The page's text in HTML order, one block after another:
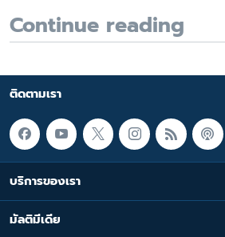
Continue reading
ติดตามเรา
บริการของเรา
มัลติมีเดีย